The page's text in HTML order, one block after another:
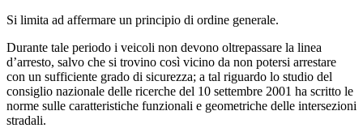
Si limita ad affermare un principio di ordine generale.
Durante tale periodo i veicoli non devono oltrepassare la linea
d’arresto, salvo che si trovino così vicino da non potersi arrestare
con un sufficiente grado di sicurezza; a tal riguardo lo studio del
consiglio nazionale delle ricerche del 10 settembre 2001 ha scritto le
norme sulle caratteristiche funzionali e geometriche delle intersezioni
stradali.